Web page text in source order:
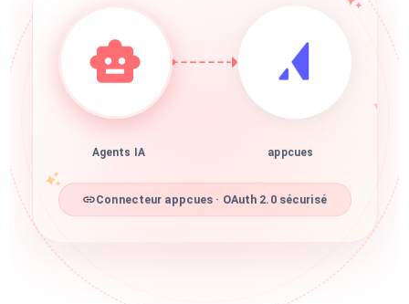
Agents IA appcues
Connecteur appcues · OAuth 2.0 sécurisé